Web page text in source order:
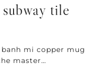
tile
mi copper mug
master…